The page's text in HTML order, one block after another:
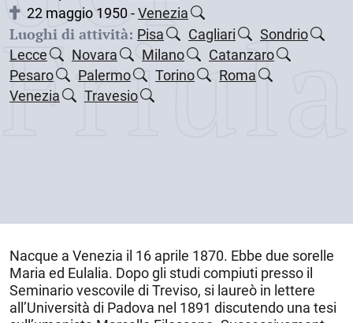
22 maggio 1950 -Venezia
Luoghi di attività: Pisa Cagliari
Sondrio
Lecce
Novara Milano
Catanzaro
Pesaro
Palermo Torino
Roma
Venezia
Travesio
Nacque a Venezia il 16 aprile 1870. Ebbe due sorelle
Maria ed Eulalia. Dopo gli studi compiuti presso il
Seminario vescovile di Treviso, si laureò in lettere
all’Università di Padova nel 1891 discutendo una tesi